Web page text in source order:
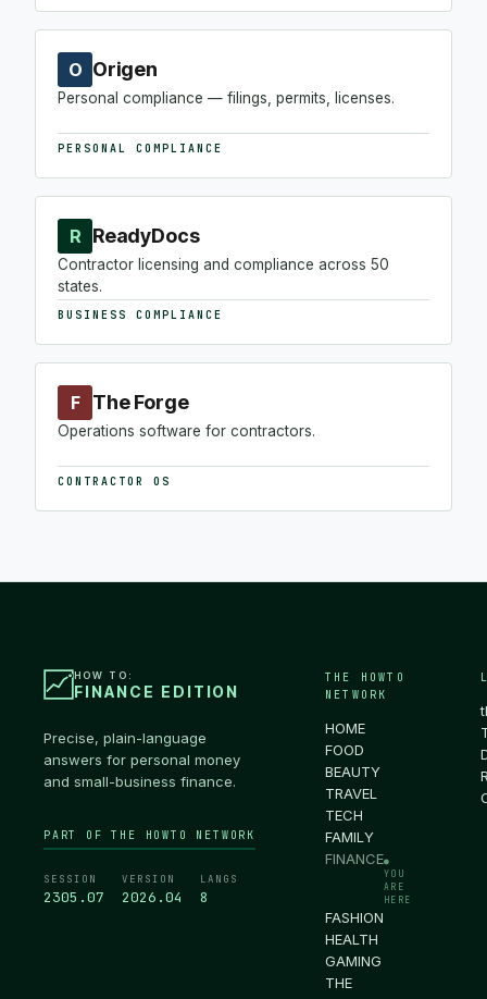
O Origen
Personal compliance — filings, permits, licenses.
PERSONAL COMPLIANCE
R ReadyDocs
Contractor licensing and compliance across 50
states.
BUSINESS COMPLIANCE
F The Forge
Operations software for contractors.
CONTRACTOR OS
HOW TO:
FINANCE EDITION
Precise, plain-language
answers for personal money
and small-business finance.
PART OF THE HOWTO NETWORK
SESSION
2305.07
VERSION
2026.04
LANGS
8
THE HOWTO
NETWORK
HOME
FOOD
BEAUTY
TRAVEL
TECH
FAMILY
FINANCE●
YOU
ARE
HERE
FASHION
HEALTH
GAMING
THE